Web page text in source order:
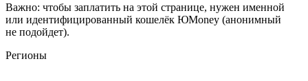
Важно: чтобы заплатить на этой странице, нужен именной
или идентифицированный кошелёк ЮMoney (анонимный
не подойдет).
Регионы